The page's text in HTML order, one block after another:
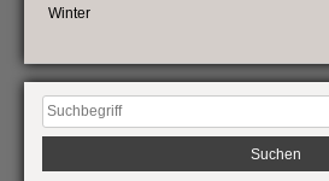
Winter
Suchen
nach: